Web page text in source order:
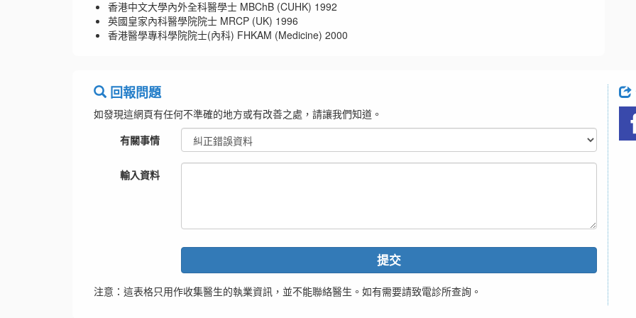
香港中文大學內外全科醫學士 MBChB (CUHK) 1992
英國皇家內科醫學院院士 MRCP (UK) 1996
香港醫學專科學院院士(內科) FHKAM (Medicine) 2000
回報問題
如發現這網頁有任何不準確的地方或有改善之處，請讓我們知道。
有關事情
輸入資料
提交
注意：這表格只用作收集醫生的執業資訊，並不能聯絡醫生。如有需要請致電診所查詢。